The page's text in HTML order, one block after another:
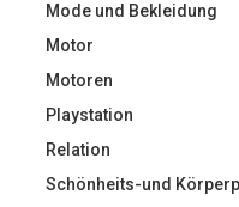
Mode und Bekleidung
Motor
Motoren
Playstation
Relation
Schönheits-und